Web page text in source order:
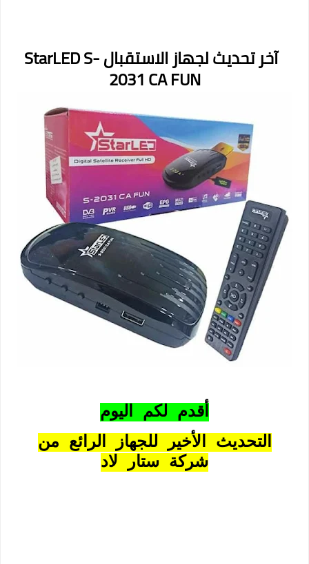
آخر تحديث لجهاز الاستقبال StarLED S-
2031 CA FUN
أقدم لكم اليوم
التحديث الأخير للجهاز الرائع من
شركة ستار لاد